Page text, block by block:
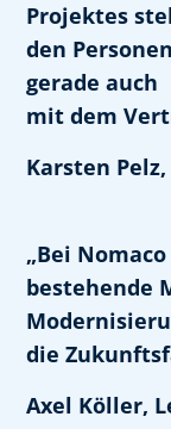
Projektes
den
gerade auch
mit dem
Karsten
„Bei
bestehende
die
Axel Köller,